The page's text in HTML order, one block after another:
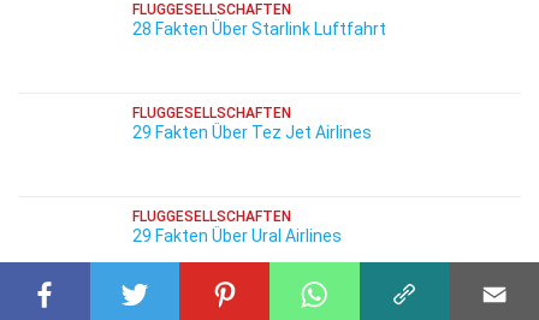
FLUGGESELLSCHAFTEN
28 Fakten Über Starlink Luftfahrt
FLUGGESELLSCHAFTEN
29 Fakten Über Tez Jet Airlines
FLUGGESELLSCHAFTEN
29 Fakten Über Ural Airlines